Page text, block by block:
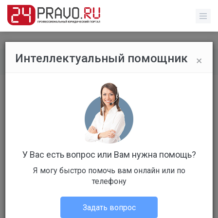
Обычные пользователи / Профиль пользователя ×
Интеллектуальный помощник
У Вас есть вопрос или Вам нужна помощь?
Я могу быстро помочь вам онлайн или по
телефону
Задать вопрос